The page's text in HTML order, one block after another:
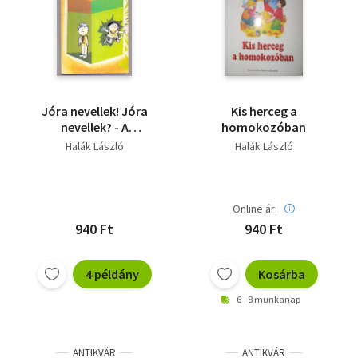
Jóra nevellek! Jóra
nevellek? - A
gyermeknevelésről –
Halák László
940 Ft
4 példány
Kis herceg a
homokozóban
Halák László
Online ár:
940 Ft
Kosárba
6 - 8 munkanap
ANTIKVÁR ANTIKVÁR